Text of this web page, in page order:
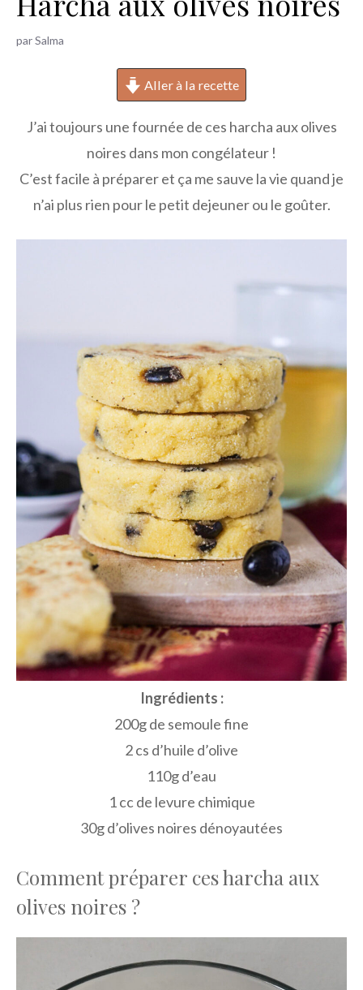
h
parSalma
Aller à la recette
J’ai toujours une fournée de ces harcha aux olives
noires dans mon congélateur !
C’est facile à préparer et ça me sauve la vie quand je
n’ai plus rien pour le petit dejeuner ou le goûter.
Ingrédients :
200g de semoule fine
2 cs d’huile d’olive
110g d’eau
1 cc de levure chimique
30g d’olives noires dénoyautées
Comment préparer ces harcha aux
olives noires ?